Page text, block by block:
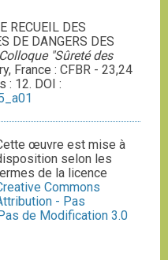
RECUEIL DES
DE DANGERS DES
Colloque "Sûreté des
France : CFBR - 23,24
: 12. DOI :
œuvre est mise à
selon les
de la licence
Commons
- Pas
de Modification 3.0